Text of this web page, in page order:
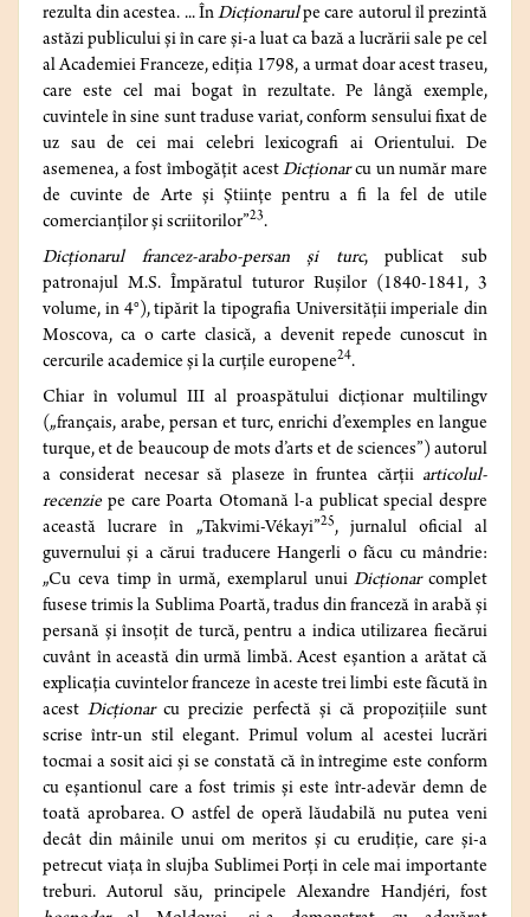
rezulta din acestea. ... ÎnDicționarulpe care autorul îl prezintă
astăzi publicului și în care și-a luat ca bază a lucrării sale pe cel
al Academiei Franceze, ediția 1798, a urmat doar acest traseu,
care este cel mai bogat în rezultate. Pe lângă exemple,
cuvintele în sine sunt traduse variat, conform sensului fixat de
uz sau de cei mai celebri lexicografi ai Orientului. De
asemenea, a fost îmbogățit acestDicționarcu un număr mare
de cuvinte de Arte și Științe pentru a fi la fel de utile
comercianților și scriitorilor”23.
Dicționarul francez-arabo-persan și turc, publicat sub
patronajul M.S. Împăratul tuturor Rușilor (1840-1841, 3
volume, in 4°), tipărit la tipografia Universității imperiale din
Moscova, ca o carte clasică, a devenit repede cunoscut în
cercurile academice și la curțile europene24.
Chiar în volumul III al proaspătului dicționar multilingv
(„français, arabe, persan et turc, enrichi d’exemples en langue
turque, et de beaucoup de mots d’arts et de sciences”) autorul
a considerat necesar să plaseze în fruntea cărții articolul-
recenziepe care Poarta Otomană l-a publicat special despre
această lucrare în „Takvimi-Vékayi”25, jurnalul oficial al
guvernului și a cărui traducere Hangerli o făcu cu mândrie:
„Cu ceva timp în urmă, exemplarul unuiDicționarcomplet
fusese trimis la Sublima Poartă, tradus din franceză în arabă și
persană și însoțit de turcă, pentru a indica utilizarea fiecărui
cuvânt în această din urmă limbă. Acest eșantion a arătat că
explicația cuvintelor franceze în aceste trei limbi este făcută în
acestDicționarcu precizie perfectă și că propozițiile sunt
scrise într-un stil elegant. Primul volum al acestei lucrări
tocmai a sosit aici și se constată că în întregime este conform
cu eșantionul care a fost trimis și este într-adevăr demn de
toată aprobarea. O astfel de operă lăudabilă nu putea veni
decât din mâinile unui om meritos și cu erudiție, care și-a
petrecut viața în slujba Sublimei Porți în cele mai importante
treburi. Autorul său, principele Alexandre Handjéri, fost